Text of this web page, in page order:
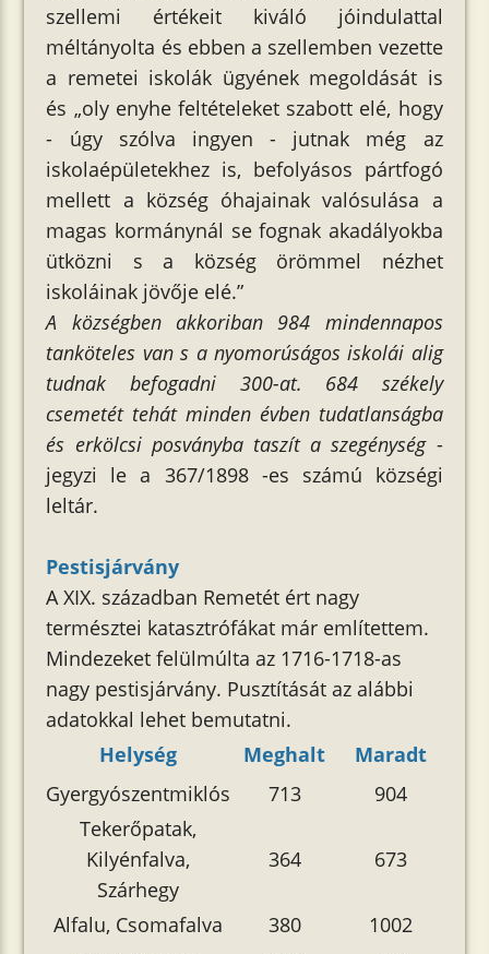
szellemi értékeit kiváló jóindulattal
méltányolta és ebben a szellemben vezette
a remetei iskolák ügyének megoldását is
és „oly enyhe feltételeket szabott elé, hogy
- úgy szólva ingyen - jutnak még az
iskolaépületekhez is, befolyásos pártfogó
mellett a község óhajainak valósulása a
magas kormánynál se fognak akadályokba
ütközni s a község örömmel nézhet
iskoláinak jövője elé.”
A községben akkoriban 984 mindennapos
tanköteles van s a nyomorúságos iskolái alig
tudnak befogadni 300-at. 684 székely
csemetét tehát minden évben tudatlanságba
és erkölcsi posványba taszít a szegénység -
jegyzi le a 367/1898 -es számú községi
leltár.
Pestisjárvány
A XIX. században Remetét ért nagy
természtei katasztrófákat már említettem.
Mindezeket felülmúlta az 1716-1718-as
nagy pestisjárvány. Pusztítását az alábbi
adatokkal lehet bemutatni.
Helység
Meghalt
Maradt
Gyergyószentmiklós
713
904
Tekerőpatak,
Kilyénfalva,
Szárhegy
364 673
Alfalu, Csomafalva 380
1002